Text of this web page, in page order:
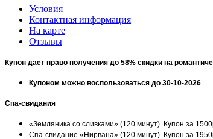
Условия
Контактная информация
На карте
Отзывы
Купон дает право получения до 58% скидки на
Купоном можно воспользоваться до 30-10-2026
Спа-свидания
«Земляника со сливками» (120 минут). Купон за
Спа-свидание «Нирвана» (120 минут). Купон за